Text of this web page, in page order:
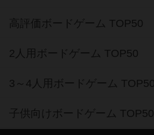
高評価ボードゲーム TOP50
2人用ボードゲーム TOP50
3～4人用ボードゲーム TOP50
子供向けボードゲーム TOP50